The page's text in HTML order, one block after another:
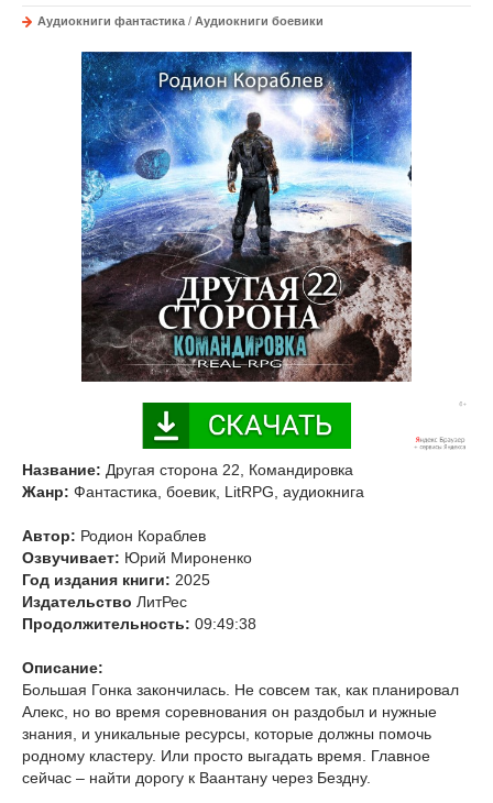
Аудиокниги фантастика / Аудиокниги боевики
Название: Другая сторона 22, Командировка
Жанр: Фантастика, боевик, LitRPG, аудиокнига
Автор: Родион Кораблев
Озвучивает: Юрий Мироненко
Год издания книги: 2025
Издательство ЛитРес
Продолжительность: 09:49:38
Описание:
Большая Гонка закончилась. Не совсем так, как планировал
Алекс, но во время соревнования он раздобыл и нужные
знания, и уникальные ресурсы, которые должны помочь
родному кластеру. Или просто выгадать время. Главное
сейчас – найти дорогу к Ваантану через Бездну.